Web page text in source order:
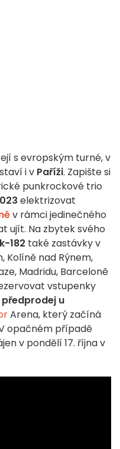
s evropským turné, v
i v Paříži. Zapište si
punkrockové trio
elektrizovat
v rámci jedinečného
ujít. Na zbytek svého
182 také zastávky v
Kolíně nad Rýnem,
Madridu, Barceloně
vstupenky
předprodej u
Arena, který začíná
opačném případě
v pondělí 17. října v